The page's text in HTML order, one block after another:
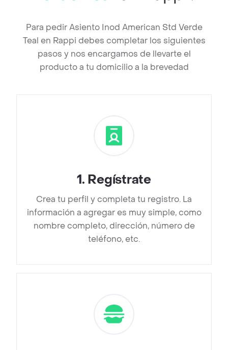
Para pedir Asiento Inod American Std Verde
Teal en Rappi debes completar los siguientes
pasos y nos encargamos de llevarte el
producto a tu domicilio a la brevedad
1. Regístrate
Crea tu perfil y completa tu registro. La
información a agregar es muy simple, como
nombre completo, dirección, número de
teléfono, etc.